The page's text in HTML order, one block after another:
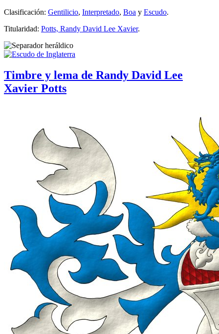
Clasificación: Gentilicio, Interpretado, Boa y Escudo.
Titularidad: Potts, Randy David Lee Xavier.
Timbre y lema de Randy David Lee
Xavier Potts